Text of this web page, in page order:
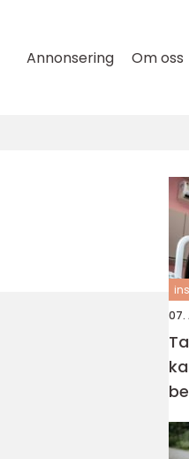
Annonsering Om oss
07.